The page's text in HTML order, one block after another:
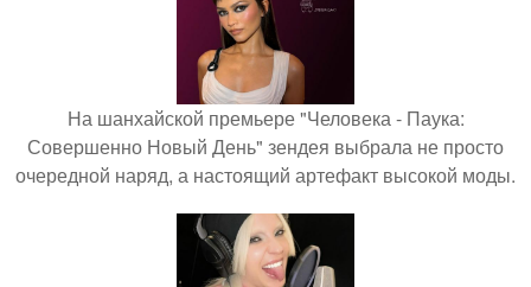
На шанхайской премьере "Человека - Паука:
Совершенно Новый День" зендея выбрала не просто
очередной наряд, а настоящий артефакт высокой моды.